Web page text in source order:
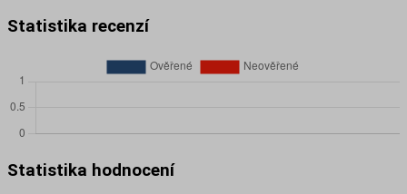
Statistika recenzí
Statistika hodnocení